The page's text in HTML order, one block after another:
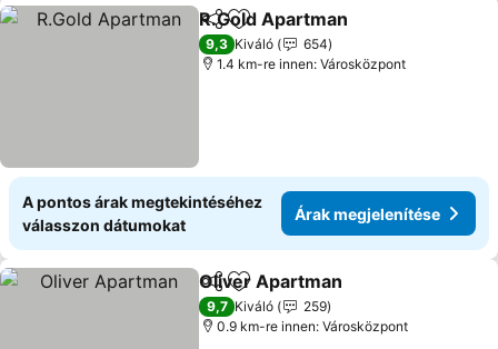
Megosztás
Hozzáadás a kedvencekhez
R.Gold Apartman
9,3 Kiváló
654
1.4 km-re innen: Városközpont
A pontos árak megtekintéséhez
válasszon dátumokat
Árak megjelenítése
Megosztás
Hozzáadás a kedvencekhez
Oliver Apartman
9,7 Kiváló
259
0.9 km-re innen: Városközpont